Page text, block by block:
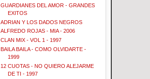
GUARDIANES DEL AMOR - GRANDES
EXITOS
ADRIAN Y LOS DADOS NEGROS
ALFREDO ROJAS - MIA - 2006
CLAN MIX - VOL 1 - 1997
BAILA BAILA - COMO OLVIDARTE -
1999
12 CUOTAS - NO QUIERO ALEJARME
DE TI - 1997